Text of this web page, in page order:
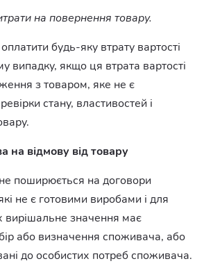
на повернення товару.
будь-яку втрату вартості
випадку, якщо ця втрата вартості
з товаром, яке не є
стану, властивостей і
на відмову від товару
поширюється на договори
не є готовими виробами і для
вирішальне значення має
або визначення споживача, або
до особистих потреб споживача.